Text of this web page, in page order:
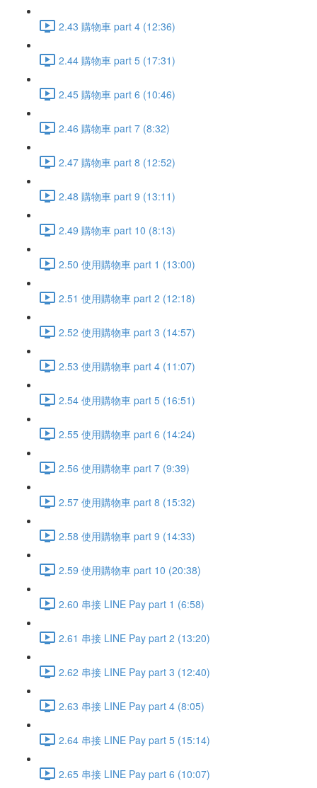
2.43 購物車 part 4 (12:36)
2.44 購物車 part 5 (17:31)
2.45 購物車 part 6 (10:46)
2.46 購物車 part 7 (8:32)
2.47 購物車 part 8 (12:52)
2.48 購物車 part 9 (13:11)
2.49 購物車 part 10 (8:13)
2.50 使用購物車 part 1 (13:00)
2.51 使用購物車 part 2 (12:18)
2.52 使用購物車 part 3 (14:57)
2.53 使用購物車 part 4 (11:07)
2.54 使用購物車 part 5 (16:51)
2.55 使用購物車 part 6 (14:24)
2.56 使用購物車 part 7 (9:39)
2.57 使用購物車 part 8 (15:32)
2.58 使用購物車 part 9 (14:33)
2.59 使用購物車 part 10 (20:38)
2.60 串接 LINE Pay part 1 (6:58)
2.61 串接 LINE Pay part 2 (13:20)
2.62 串接 LINE Pay part 3 (12:40)
2.63 串接 LINE Pay part 4 (8:05)
2.64 串接 LINE Pay part 5 (15:14)
2.65 串接 LINE Pay part 6 (10:07)